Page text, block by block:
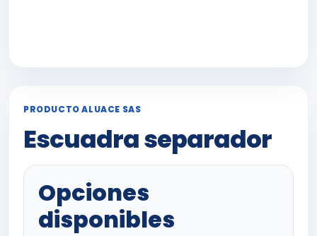
PRODUCTO ALUACE SAS
Escuadra separador
Opciones
disponibles